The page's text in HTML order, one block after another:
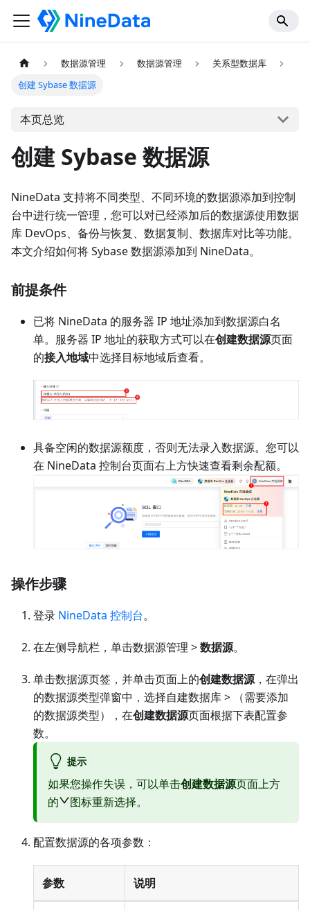
数据源管理 数据源管理
关系型数据库
创建 Sybase 数据源
本页总览
创建 Sybase 数据源
NineData 支持将不同类型、不同环境的数据源添加到控制
台中进行统一管理，您可以对已经添加后的数据源使用数据
库 DevOps、备份与恢复、数据复制、数据库对比等功能。
本文介绍如何将 Sybase 数据源添加到 NineData。
前提条件
已将 NineData 的服务器 IP 地址添加到数据源白名
单。服务器 IP 地址的获取方式可以在创建数据源页面
的接入地域中选择目标地域后查看。
具备空闲的数据源额度，否则无法录入数据源。您可以
在 NineData 控制台页面右上方快速查看剩余配额。
操作步骤
登录 NineData 控制台。
在左侧导航栏，单击数据源管理 >数据源。
单击数据源页签，并单击页面上的创建数据源，在弹出
的数据源类型弹窗中，选择自建数据库> （需要添加
的数据源类型），在创建数据源页面根据下表配置参
数。
提示
如果您操作失误，可以单击创建数据源页面上方
的
图标重新选择。
配置数据源的各项参数：
参数 说明